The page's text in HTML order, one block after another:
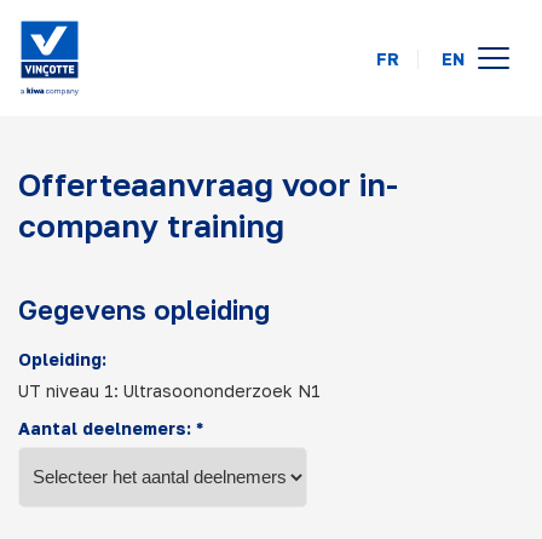
online
op uw locatie
over ons
FAQ
FR EN
Offerteaanvraag voor in-
company training
Gegevens opleiding
Opleiding:
UT niveau 1: Ultrasoononderzoek N1
Aantal deelnemers: *